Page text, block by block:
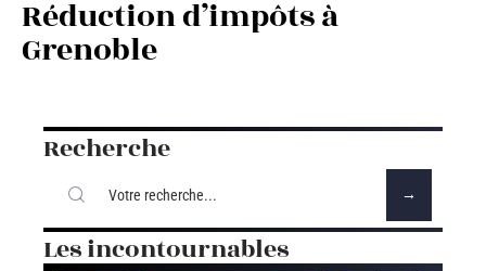
Réduction d’impôts à
Grenoble
Recherche
Les incontournables